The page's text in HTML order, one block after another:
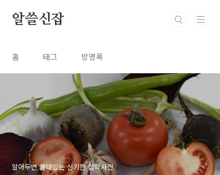
알쓸신잡
홈 태그 방명록
알아두면 쓸때있는 신기한 잡학사전